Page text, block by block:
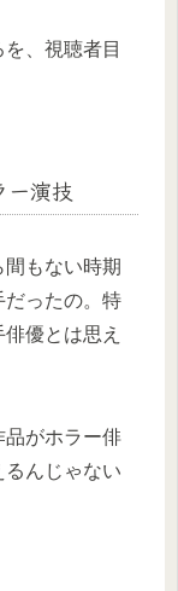
、視聴者目
演技
もない時期
だったの。特
優とは思え
品がホラー俳
んじゃない